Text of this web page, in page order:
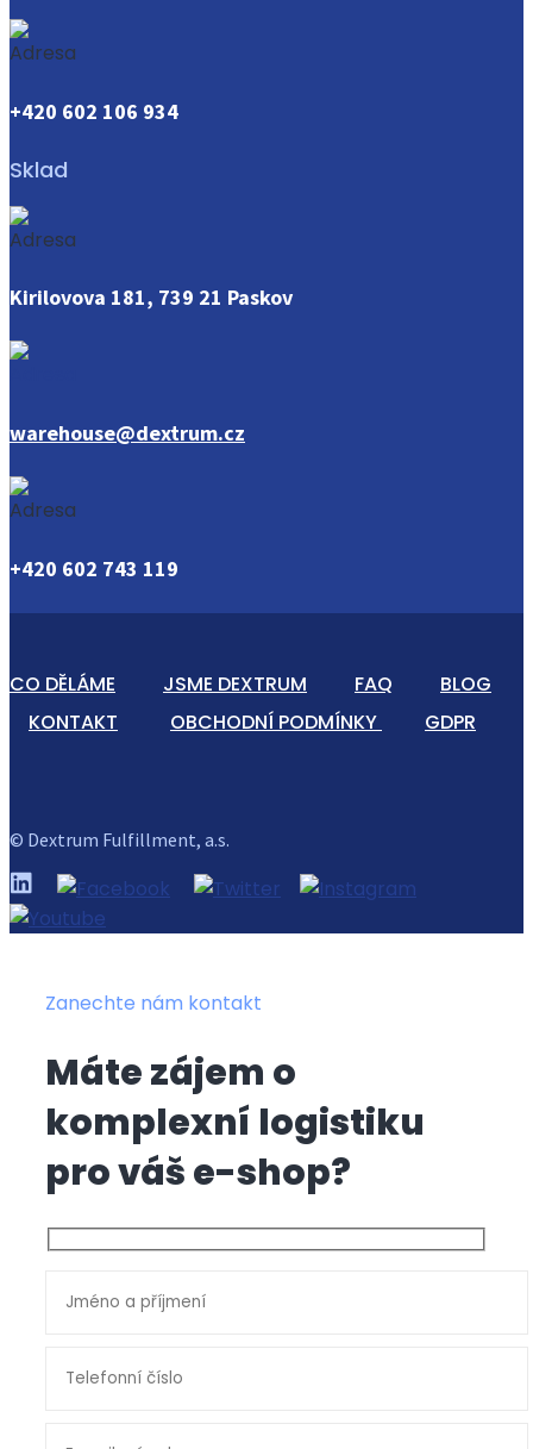
+420 602 106 934
Sklad
Kirilovova 181, 739 21 Paskov
warehouse@dextrum.cz
+420 602 743 119
CO DĚLÁME JSME DEXTRUM FAQ
BLOG
KONTAKT
OBCHODNÍ PODMÍNKY GDPR
© Dextrum Fulfillment, a.s.
Zanechte nám kontakt
Máte zájem o
komplexní logistiku
pro váš e-shop?